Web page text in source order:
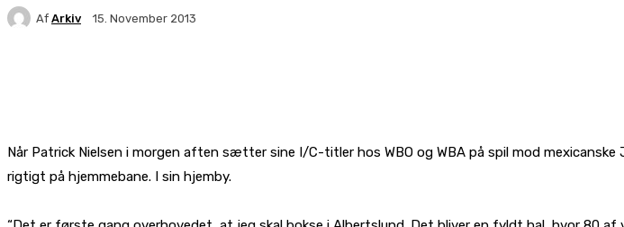
Af Arkiv 15. November 2013
Når Patrick Nielsen i morgen aften sætter sine I/C-titler hos WBO og WBA på spil mod
rigtigt på hjemmebane. I sin hjemby.